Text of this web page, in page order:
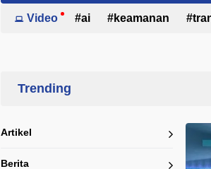
Video ai keamanan
Artikel
Berita